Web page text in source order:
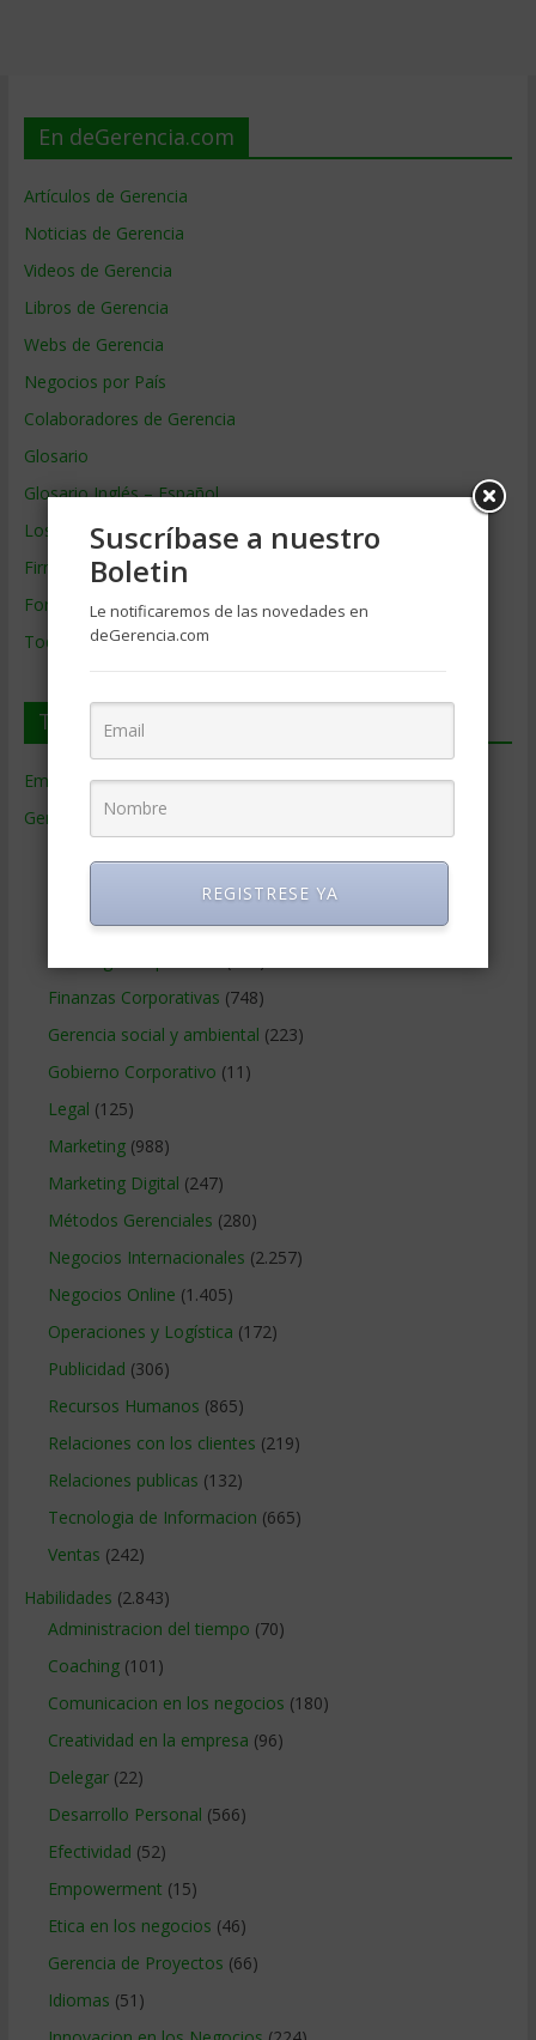
En deGerencia.com
Artículos de Gerencia
Noticias de Gerencia
Videos de Gerencia
Libros de Gerencia
Webs de Gerencia
Negocios por País
Colaboradores de Gerencia
Glosario
Glosario Inglés – Español
Los mejores MBA
Firmas de Gerencia
Formación de Gerencia
Todos los Temas
Temas de Gerencia
Empresas de Gerencia(38)
Gerencia
(9.477)
Educacion Gerencial(454)
Finanzas Corporativas (748)
Gerencia social y ambiental (223)
Gobierno Corporativo (11)
Legal (125)
Marketing(988)
Marketing Digital (247)
Métodos Gerenciales (280)
Negocios Internacionales (2.257)
Negocios Online (1.405)
Operaciones y Logística (172)
Publicidad (306)
Recursos Humanos (865)
Relaciones con los clientes (219)
Relaciones publicas (132)
Tecnologia de Informacion (665)
Ventas (242)
Habilidades (2.843)
Administracion del tiempo (70)
Coaching(101)
Comunicacion en los negocios (180)
Creatividad en la empresa (96)
Delegar(22)
Desarrollo Personal (566)
Efectividad (52)
Empowerment (15)
Etica en los negocios (46)
Gerencia de Proyectos (66)
Idiomas (51)
Suscríbase a nuestro
Boletin
Le notificaremos de las novedades en
deGerencia.com
REGISTRESE YA